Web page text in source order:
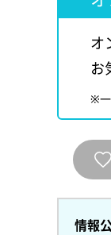
オ
お
※一
情報